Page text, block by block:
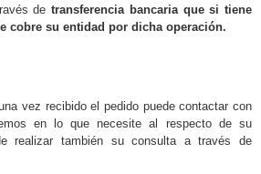
de transferencia bancaria que si tiene
cobre su entidad por dicha operación.
vez recibido el pedido puede contactar con
en lo que necesite al respecto de su
realizar también su consulta a través de